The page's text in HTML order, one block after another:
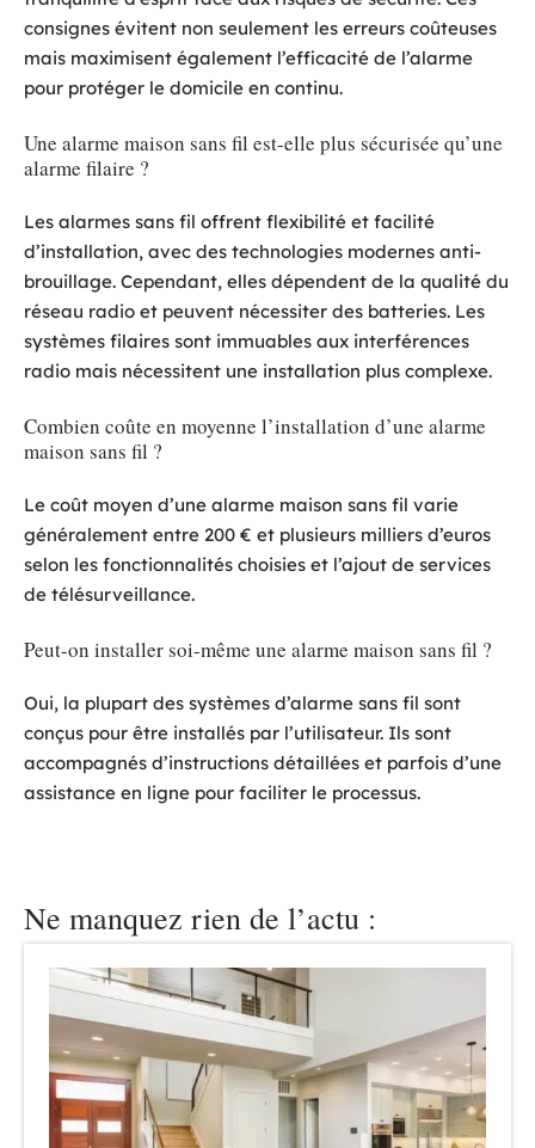
consignes évitent non seulement les erreurs coûteuses
mais maximisent également l’efficacité de l’alarme
pour protéger le domicile en continu.
Une alarme maison sans fil est-elle plus sécurisée qu’une
alarme filaire ?
Les alarmes sans fil offrent flexibilité et facilité
d’installation, avec des technologies modernes anti-
brouillage. Cependant, elles dépendent de la qualité du
réseau radio et peuvent nécessiter des batteries. Les
systèmes filaires sont immuables aux interférences
radio mais nécessitent une installation plus complexe.
Combien coûte en moyenne l’installation d’une alarme
maison sans fil ?
Le coût moyen d’une alarme maison sans fil varie
généralement entre 200 € et plusieurs milliers d’euros
selon les fonctionnalités choisies et l’ajout de services
de télésurveillance.
Peut-on installer soi-même une alarme maison sans fil ?
Oui, la plupart des systèmes d’alarme sans fil sont
conçus pour être installés par l’utilisateur. Ils sont
accompagnés d’instructions détaillées et parfois d’une
assistance en ligne pour faciliter le processus.
Ne manquez rien de l’actu :